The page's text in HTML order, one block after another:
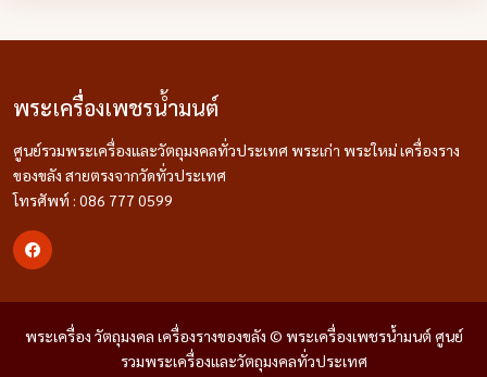
พระเครื่องเพชรน้ำมนต์
ศูนย์รวมพระเครื่องและวัตถุมงคลทั่วประเทศ พระเก่า พระใหม่ เครื่องราง
ของขลัง สายตรงจากวัดทั่วประเทศ
โทรศัพท์ : 086 777 0599
พระเครื่อง วัตถุมงคล เครื่องรางของขลัง © พระเครื่องเพชรน้ำมนต์ ศูนย์
รวมพระเครื่องและวัตถุมงคลทั่วประเทศ